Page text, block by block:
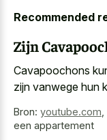
Recommended
Zijn
Cavapoochons
zijn vanwege hun
Bron: youtube.com
een appartement